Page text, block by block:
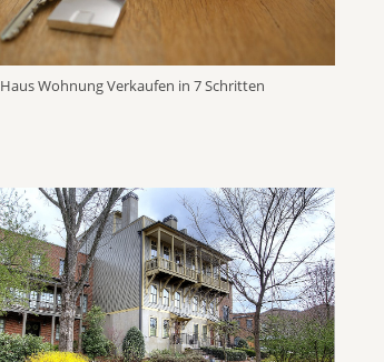
Haus Wohnung Verkaufen in 7 Schritten